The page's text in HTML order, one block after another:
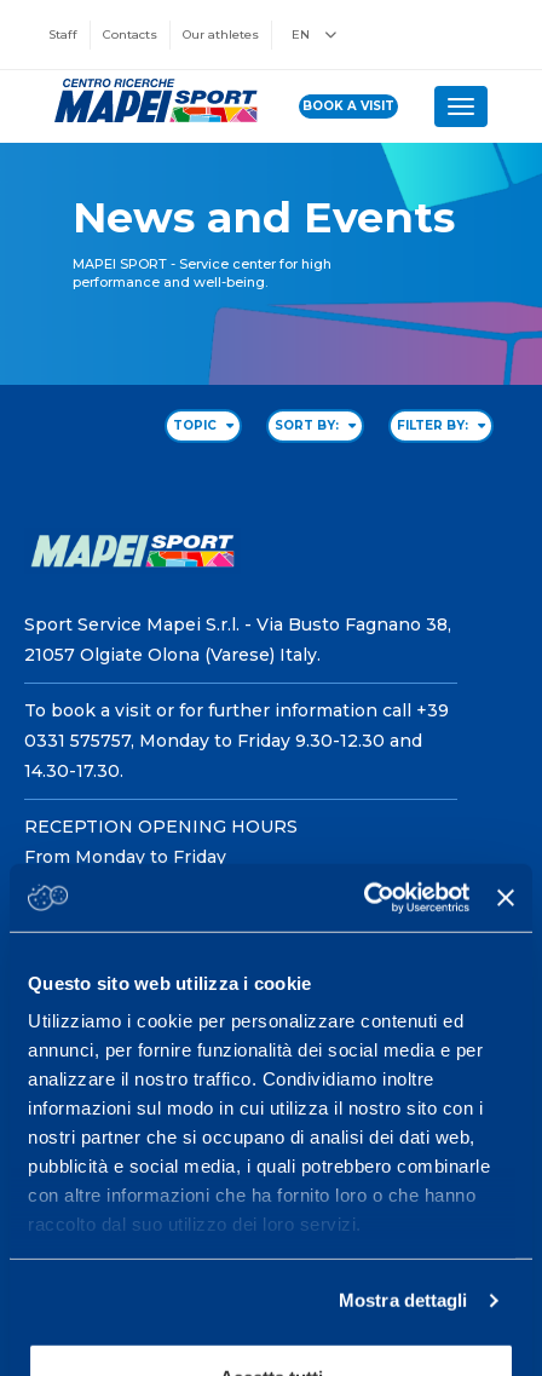
Questo sito web utilizza i cookie
Utilizziamo i cookie per personalizzare contenuti ed
annunci, per fornire funzionalità dei social media e per
analizzare il nostro traffico. Condividiamo inoltre
informazioni sul modo in cui utilizza il nostro sito con i
nostri partner che si occupano di analisi dei dati web,
pubblicità e social media, i quali potrebbero combinarle
con altre informazioni che ha fornito loro o che hanno
raccolto dal suo utilizzo dei loro servizi.
Mostra dettagli
Staff Contacts Our athletes EN
BOOK A VISIT Toggle
News and Events
MAPEI SPORT - Service center for high
performance and well-being.
TOPIC SORT BY: FILTER BY:
Sport Service Mapei S.r.l. - Via Busto Fagnano 38,
21057 Olgiate Olona (Varese) Italy.
To book a visit or for further information call +39
0331 575757, Monday to Friday 9.30-12.30 and
14.30-17.30.
RECEPTION OPENING HOURS
From Monday to Friday
08.30 - 18.30
Service center for high
performance and well-
being.
More informations
Services